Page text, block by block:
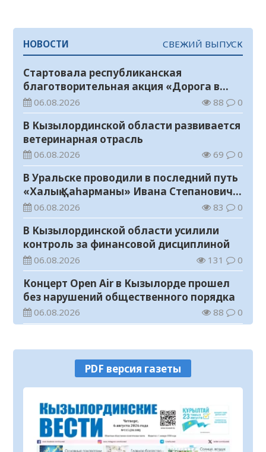
записям
НОВОСТИ СВЕЖИЙ ВЫПУСК
Стартовала республиканская
благотворительная акция «Дорога в
школу»
06.08.2026 88 0
В Кызылординской области развивается
ветеринарная отрасль
06.08.2026 69 0
В Уральске проводили в последний путь
«Халық Қаһарманы» Ивана Степановича
Гапича
06.08.2026 83 0
В Кызылординской области усилили
контроль за финансовой дисциплиной
06.08.2026 131 0
Концерт Open Air в Кызылорде прошел
без нарушений общественного порядка
06.08.2026 88 0
конкурс видеороликов о семейных
ценностях и Конституции
06.08.2026
Соблюдение правил пожарной
безопасности – обязанность каждого
гражданина
06.08.2026 49
Состоялось заседание республиканской
PDF версия газеты